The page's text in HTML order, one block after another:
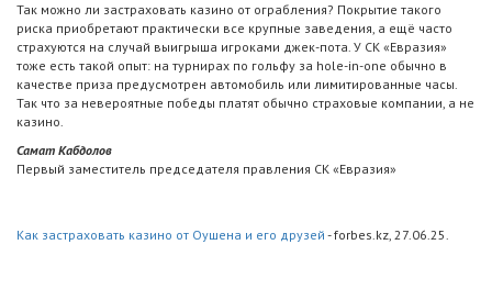
Так можно ли застраховать казино от ограбления? Покрытие такого
риска приобретают практически все крупные заведения, а ещё часто
страхуются на случай выигрыша игроками джек-пота. У СК «Евразия»
тоже есть такой опыт: на турнирах по гольфу за hole-in-one обычно в
качестве приза предусмотрен автомобиль или лимитированные часы.
Так что за невероятные победы платят обычно страховые компании, а не
казино.
Самат Кабдолов
Первый заместитель председателя правления СК «Евразия»
Как застраховать казино от Оушена и его друзей - forbes.kz, 27.06.25.